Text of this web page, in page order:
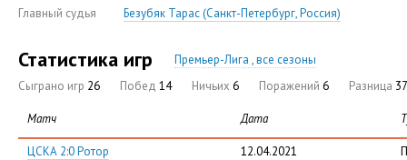
Главный судья
Безубяк Тарас (Санкт-Петербург, Россия)
Статистика игр
Премьер-Лига , все сезоны
Сыграно игр 26 Побед 14 Ничьих 6 Поражений 6 Разница
Матч Дата
ЦСКА 2:0 Ротор 12.04.2021